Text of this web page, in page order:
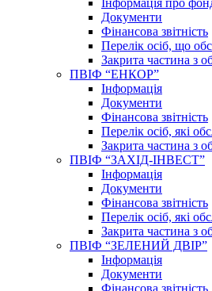
Інформація про
Документи
Фінансова звітність
Перелік осіб, що
Закрита частина з
ПВІФ “ЕНКОР”
Інформація
Документи
Фінансова звітність
Перелік осіб, які
Закрита частина з
ПВІФ “ЗАХІД-ІНВЕСТ”
Інформація
Документи
Фінансова звітність
Перелік осіб, які
Закрита частина з
ПВІФ “ЗЕЛЕНИЙ ДВІР”
Інформація
Документи
Фінансова звітність